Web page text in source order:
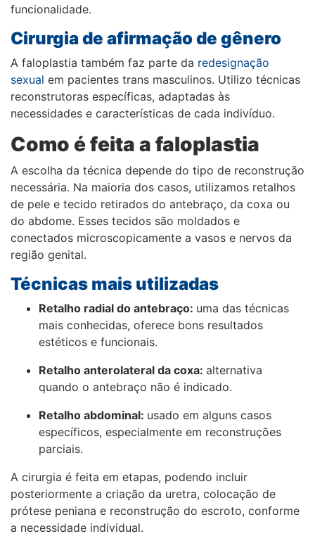
funcionalidade.
Cirurgia de afirmação de gênero
A faloplastia também faz parte da redesignação
sexual em pacientes trans masculinos. Utilizo técnicas
reconstrutoras específicas, adaptadas às
necessidades e características de cada indivíduo.
Como é feita a faloplastia
A escolha da técnica depende do tipo de reconstrução
necessária. Na maioria dos casos, utilizamos retalhos
de pele e tecido retirados do antebraço, da coxa ou
do abdome. Esses tecidos são moldados e
conectados microscopicamente a vasos e nervos da
região genital.
Técnicas mais utilizadas
Retalho radial do antebraço: uma das técnicas
mais conhecidas, oferece bons resultados
estéticos e funcionais.
Retalho anterolateral da coxa: alternativa
quando o antebraço não é indicado.
Retalho abdominal: usado em alguns casos
específicos, especialmente em reconstruções
parciais.
A cirurgia é feita em etapas, podendo incluir
posteriormente a criação da uretra, colocação de
prótese peniana e reconstrução do escroto, conforme
a necessidade individual.